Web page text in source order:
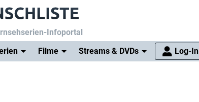
Infoportal
Filme Streams & DVDs Log-In